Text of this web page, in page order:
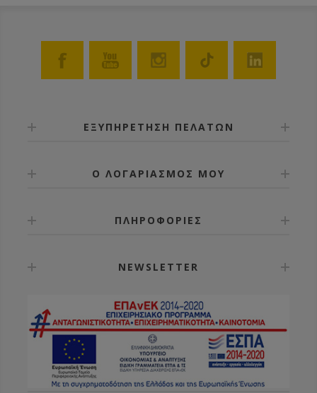
ΕΞΥΠΗΡΕΤΗΣΗ ΠΕΛΑΤΩΝ
Ο ΛΟΓΑΡΙΑΣΜΟΣ ΜΟΥ
ΠΛΗΡΟΦΟΡΙΕΣ
NEWSLETTER